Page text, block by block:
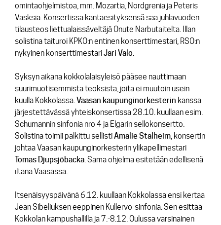
omintaohjelmistoa, mm. Mozartia Nordgrenia ja Peteris
Vasksia . Konsertissa kantaesityksensä saa juhlavuoden
tilausteos liettualaissäveltäjä Onute Narbutaitelta . Illan
solistina taituroi KPKO:n entinen konserttimestari, RSO:n
nykyinen konserttimestariJari Valo
Syksyn aikana kokkolalaisyleisö pääsee nauttimaan
suurimuotisemmista teoksista, joita ei muutoin usein
kuulla Kokkolassa. Vaasan kaupunginorkesterin kanssa
järjestettävässä yhteiskonsertissa 28.10. kuullaan esim.
Schumannin sinfonia nro 4 ja Elgarin sellokonsertto
Solistina toimii palkittu sellistiAmalie Stalheim , konsertin
johtaa Vaasan kaupunginorkesterin ylikapellimestari
Tomas Djupsjöbacka . Sama ohjelma esitetään edellisenä
iltana Vaasassa.
Itsenäisyyspäivänä 6.12. kuullaan Kokkolassa ensi kertaa
Jean Sibeliukseneeppinen Kullervo-sinfonia . Sen esittää
Kokkolan kampushallilla ja 7.-8.12. Oulussa varsinainen